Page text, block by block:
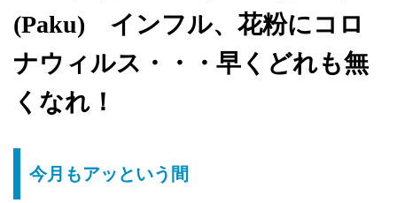
(Paku) インフル、花粉にコロ
ナウィルス・・・早くどれも無
くなれ！
今月もアッという間